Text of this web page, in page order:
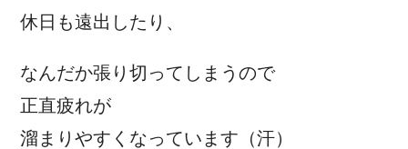
休日も遠出したり、
なんだか張り切ってしまうので
正直疲れが
溜まりやすくなっています（汗）